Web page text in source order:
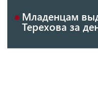
Младенцам
Терехова за